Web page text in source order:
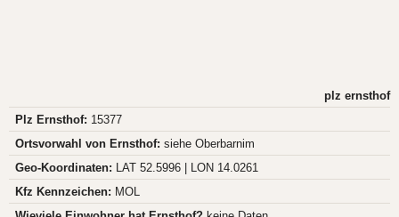
plz ernsthof
Plz Ernsthof: 15377
Ortsvorwahl von Ernsthof: siehe Oberbarnim
Geo-Koordinaten: LAT 52.5996 | LON 14.0261
Kfz Kennzeichen: MOL